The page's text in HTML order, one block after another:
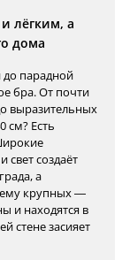
лёгким, а
дома
парадной
бра. От почти
выразительных
см? Есть
создаёт
а
крупных —
и находятся в
стене засияет